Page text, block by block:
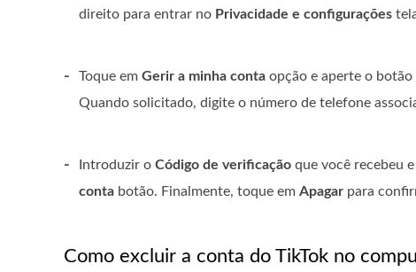
direito para entrar no Privacidade e configurações
- Toque em Gerir a minha conta opção e aperte o botão
Quando solicitado, digite o número de telefone
- Introduzir o Código de verificação que você recebeu
conta botão. Finalmente, toque em Apagar para
Como excluir a conta do TikTok no